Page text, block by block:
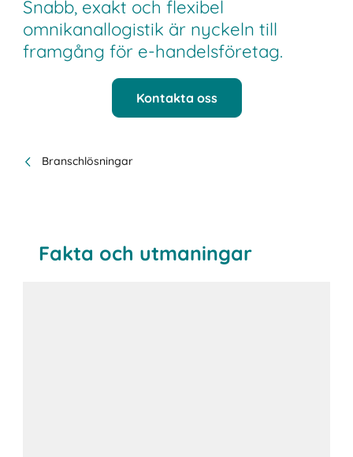
Snabb, exakt och flexibel
omnikanallogistik är nyckeln till
framgång för e-handelsföretag.
Kontakta oss
Branschlösningar
Fakta och utmaningar